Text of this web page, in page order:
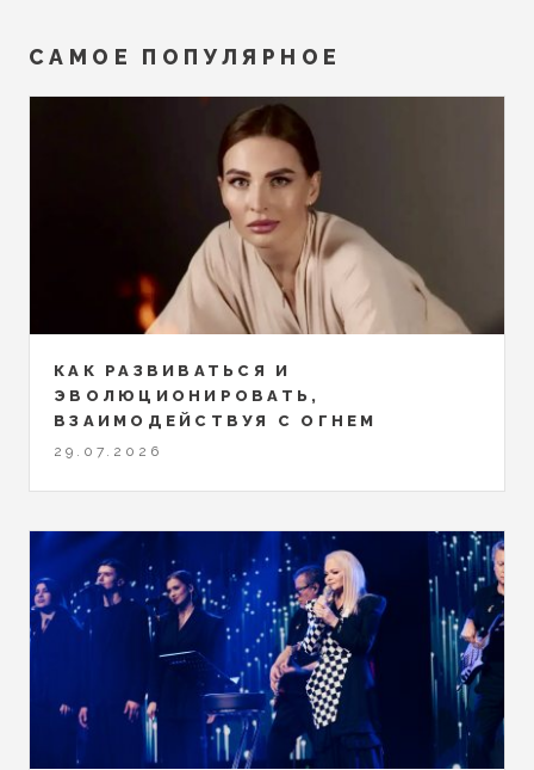
САМОЕ ПОПУЛЯРНОЕ
КАК РАЗВИВАТЬСЯ И
ЭВОЛЮЦИОНИРОВАТЬ,
ВЗАИМОДЕЙСТВУЯ С ОГНЕМ
29.07.2026